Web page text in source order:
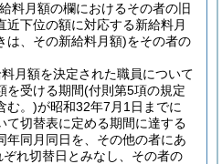
料月額の欄におけるその者の旧
近下位の額に対応する新給料月
は、その新給料月額)をその者の
月額を決定された職員について
を受ける期間(付則第5項の規定
む。)が昭和32年7月1日までに
て切替表に定める期間に達する
年同月同日を、その他の者にあ
れ切替日とみなし、その者の